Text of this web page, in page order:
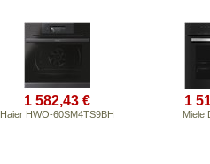
1 582,43 €
Haier HWO-60SM4TS9BH
1
Miele